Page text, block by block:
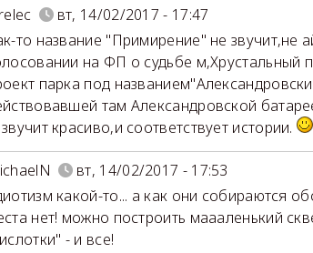
вт, 14/02/2017 - 17:47
то название "Примирение" не звучит,не
на ФП о судьбе м,Хрустальный
парка под
там Александровской
красиво,и соответствует истории.
вт, 14/02/2017 - 17:53
какой-то... а как они собираются
нет! можно построить маааленький
- и все!